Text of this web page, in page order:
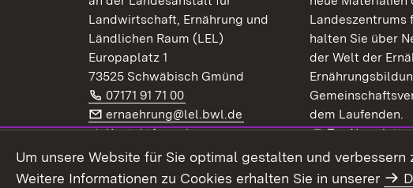
Landwirtschaft, Ernährung und
Ländlichen Raum (LEL)
Europaplatz 1
73525 Schwäbisch Gmünd
Telefon:
07171 91 71 00 (Öffnet in neuem Fenster)
E-Mail:
ernaehrung@lel.bwl.de (Öffnet in neuem Fenster)
Kontaktformular
Extern:
LinkedIn (Öffnet in neuem Fenster)
Landeszentrums
halten Sie über
der Welt der
dem Laufenden.
Extern:
Zur
Newsletter-
Um unsere Website für Sie optimal gestalten und verbessern
Weitere Informationen zu Cookies erhalten Sie in unserer